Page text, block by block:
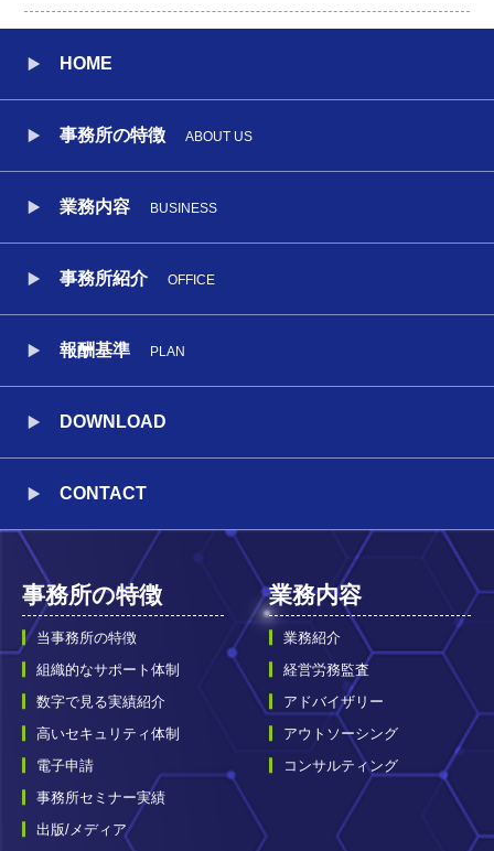
HOME
事務所の特徴 ABOUT US
業務内容 BUSINESS
事務所紹介 OFFICE
報酬基準 PLAN
DOWNLOAD
CONTACT
事務所の特徴
当事務所の特徴
組織的なサポート体制
数字で見る実績紹介
高いセキュリティ体制
電子申請
事務所セミナー実績
出版/メディア
業務内容
業務紹介
経営労務監査
アドバイザリー
アウトソーシング
コンサルティング